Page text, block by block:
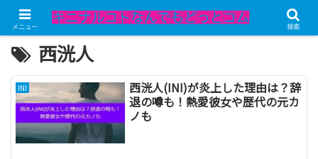
西洸人
INI
西洸人(INI)が炎上した理由は？辞
退の噂も！熱愛彼女や歴代の元カ
ノも
メニュー 検索